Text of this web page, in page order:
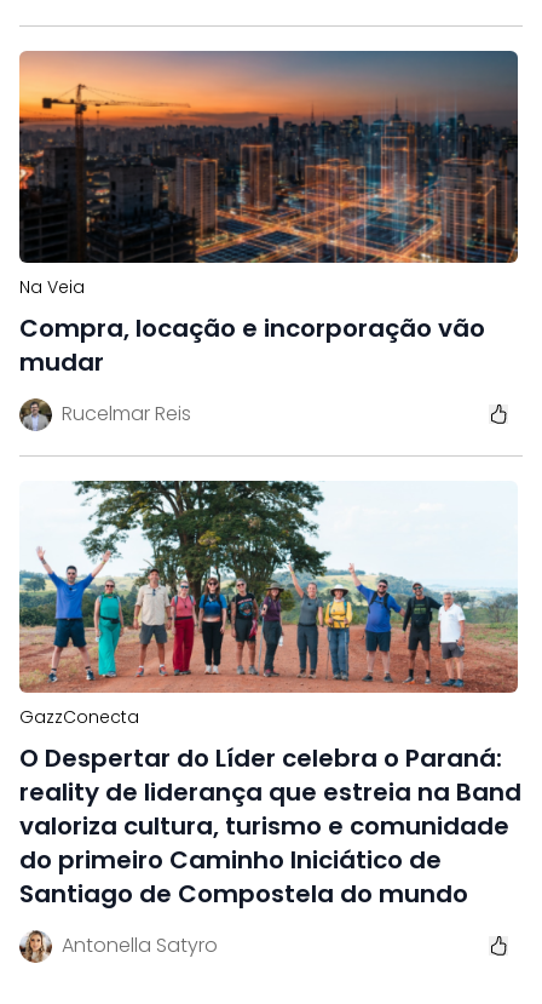
Na Veia
Compra, locação e incorporação vão
mudar
Rucelmar Reis
GazzConecta
O Despertar do Líder celebra o Paraná:
reality de liderança que estreia na Band
valoriza cultura, turismo e comunidade
do primeiro Caminho Iniciático de
Santiago de Compostela do mundo
Antonella Satyro